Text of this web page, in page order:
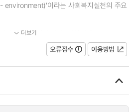
environment)'이라는 사회복지실천의 주요
간 행동 및 인간 발달, 사회체계...
더보기
오류접수 이용방법